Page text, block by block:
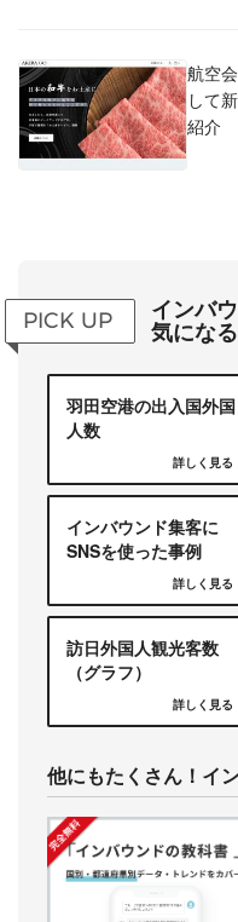
航空
して
紹介
PICK UP
インバ
気になる
羽田空港の出入国外国
人数
詳しく見る
インバウンド集客に
SNSを使った事例
詳しく見る
訪日外国人観光客数
（グラフ）
詳しく見る
他にもたくさん！イ